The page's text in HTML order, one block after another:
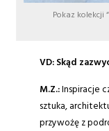
Pokaz kolekcji
VD: Skąd
M.Z.:Inspiracje
sztuka,
przywożę z